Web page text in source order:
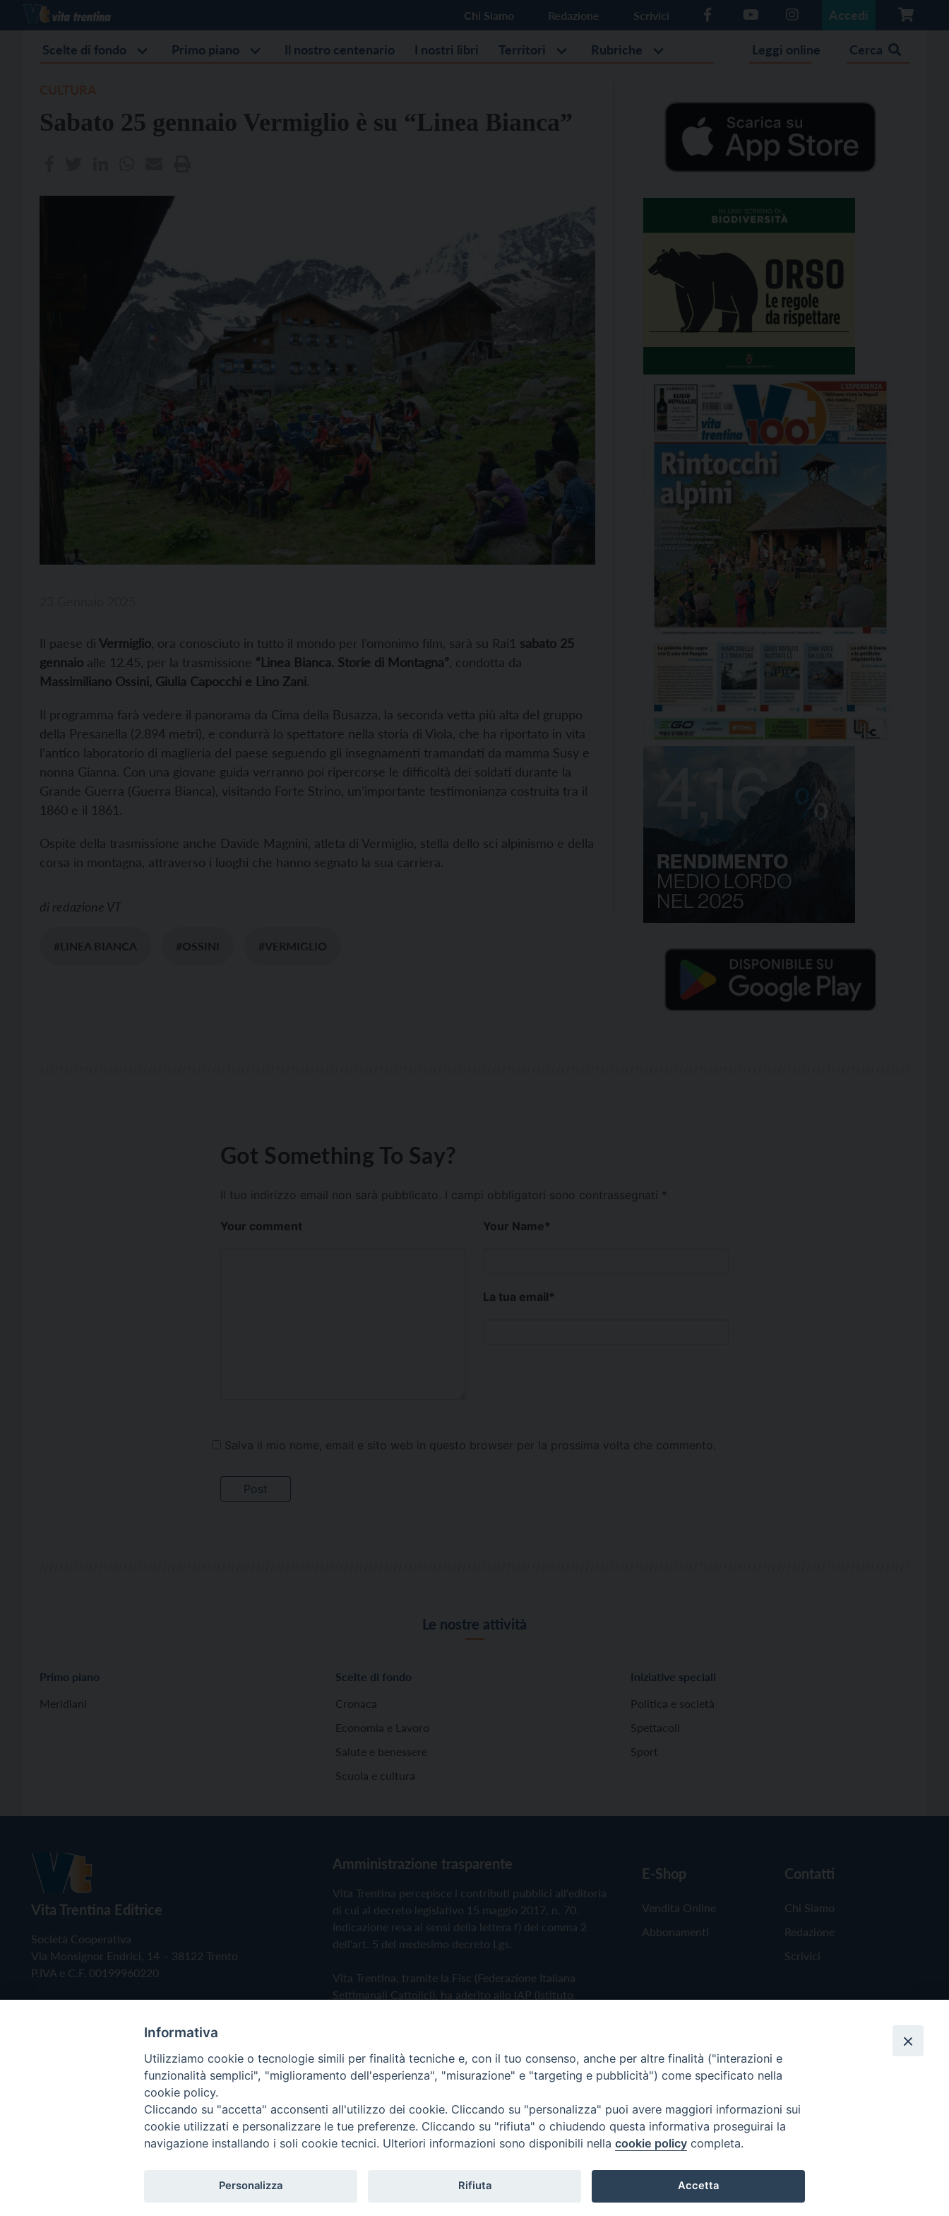
Chi Siamo Redazione Scrivici Accedi
Scelte di fondo Primo piano Il nostro centenario I nostri libri Territori Rubriche Leggi online Cerca
Sabato 25 gennaio Vermiglio è su “Linea Bianca”
Il paese di Vermiglio , ora conosciuto in tutto il mondo per l’omonimo film, sarà su Rai1 sabato 25
gennaio alle 12.45, per la trasmissione “Linea Bianca. Storie di Montagna” , condotta da
Massimiliano Ossini, Giulia Capocchi e Lino Zani.
Il programma farà vedere il panorama da Cima della Busazza, la seconda vetta più alta del gruppo
della Presanella (2.894 metri), e condurrà lo spettatore nella storia di Viola, che ha riportato in vita
l’antico laboratorio di maglieria del paese seguendo gli insegnamenti tramandati da mamma Susy e
nonna Gianna. Con una giovane guida verranno poi ripercorse le difficoltà dei soldati durante la
Grande Guerra (Guerra Bianca), visitando Forte Strino, un’importante testimonianza costruita tra il
1860 e il 1861.
Ospite della trasmissione anche Davide Magnini, atleta di Vermiglio, stella dello sci alpinismo e della
corsa in montagna, attraverso i luoghi che hanno segnato la sua carriera.
di redazione VT
#LINEA BIANCA #OSSINI #VERMIGLIO
Got Something To Say?
Il tuo indirizzo email non sarà pubblicato. I campi obbligatori sono contrassegnati *
Your comment Your Name*
La tua email*
Salva il mio nome, email e sito web in questo browser per la prossima volta che commento.
Le nostre attività
Primo piano
Meridiani
Scelte di fondo
Cronaca
Economia e Lavoro
Salute e benessere
Scuola e cultura
Iniziative speciali
Politica e società
Spettacoli
Sport
Vita Trentina Editrice
Società Cooperativa
Via Monsignor Endrici, 14 – 38122 Trento
P.IVA e C.F. 00199960220
Amministrazione trasparente
Vita Trentina percepisce i contributi pubblici all'editoria
di cui al decreto legislativo 15 maggio 2017, n. 70.
Indicazione resa ai sensi della lettera f) del comma 2
dell'art. 5 del medesimo decreto Lgs.
Vita Trentina, tramite la Fisc (Federazione Italiana
Settimanali Cattolici), ha aderito allo IAP (Istituto
Privacy Policy Cookie Policy
E-Shop
Vendita Online
Abbonamenti
Contatti
Chi Siamo
Redazione
Scrivici
Copyright © 2019 - Tutti i diritti riservati - Vita Trentina Editrice
Informativa
Utilizziamo cookie o tecnologie simili per finalità tecniche e, con il tuo consenso, anche per altre finalità ("interazioni e
funzionalità semplici", "miglioramento dell'esperienza", "misurazione" e "targeting e pubblicità") come specificato nella
cookie policy.
Cliccando su "accetta" acconsenti all'utilizzo dei cookie. Cliccando su "personalizza" puoi avere maggiori informazioni sui
cookie utilizzati e personalizzare le tue preferenze. Cliccando su "rifiuta" o chiudendo questa informativa proseguirai la
navigazione installando i soli cookie tecnici. Ulteriori informazioni sono disponibili nella cookie policy completa.
Personalizza Rifiuta Accetta